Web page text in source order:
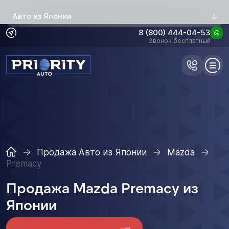
Авто из Японии
8 (800) 444-04-53
Звонок бесплатный
Продажа Авто из Японии
Mazda
Premacy
Продажа Mazda Premacy из
Японии